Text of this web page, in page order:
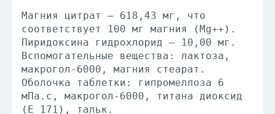
Магния цитрат – 618,43 мг, что
соответствует 100 мг магния (Mg++).
Пиридоксина гидрохлорид – 10,00 мг.
Вспомогательные вещества: лактоза,
макрогол-6000, магния стеарат.
Оболочка таблетки: гипромеллоза 6
мПа.с, макрогол-6000, титана диоксид
(Е 171), тальк.